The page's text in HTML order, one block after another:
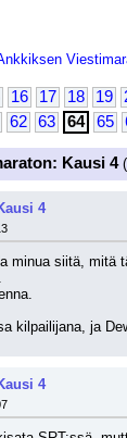
16 17 18 19
62 63 64 65
Kausi 4
4
minua siitä, mitä
kilpailijana, ja
4